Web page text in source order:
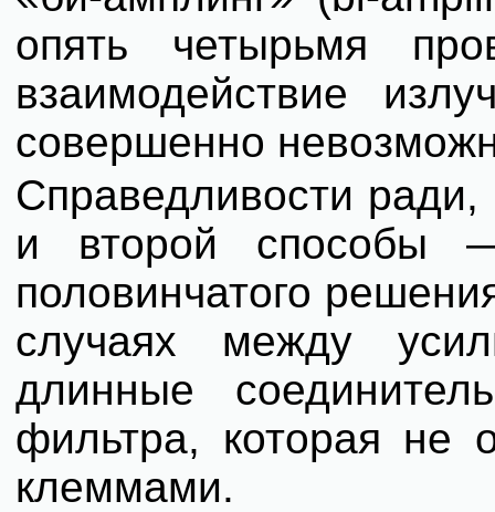
опять четырьмя
взаимодействие
совершенно
Справедливости ради,
и второй способы
половинчатого
случаях между
длинные
фильтра, которая не
клеммами.